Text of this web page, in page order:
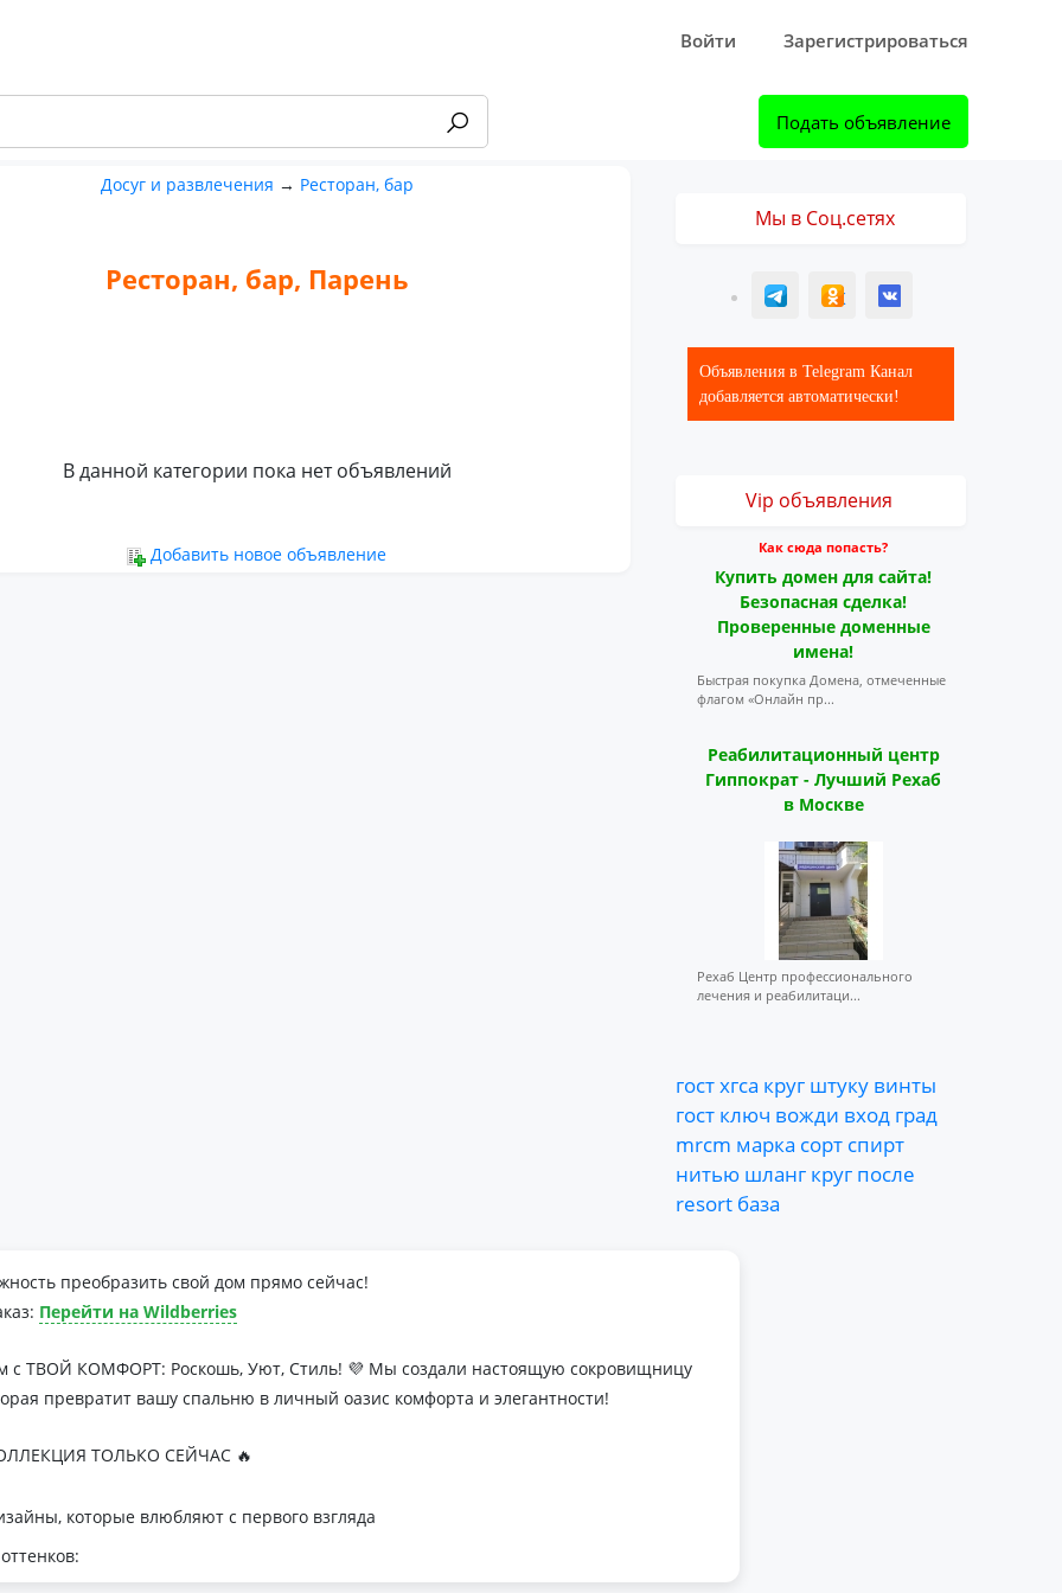
Войти Зарегистрироваться
Подать объявление
Досуг и развлечения → Ресторан, бар
Ресторан, бар, Парень
В данной категории пока нет объявлений
Добавить новое объявление
Мы в Соц.сетях
T ОК ВК
Объявления в Telegram Канал
добавляется автоматически!
Vip объявления
Как сюда попасть?
Купить домен для сайта!
Безопасная сделка!
Проверенные доменные
имена!
Быстрая покупка Домена, отмеченные
флагом «Онлайн пр...
Реабилитационный центр
Гиппократ - Лучший Рехаб
в Москве
Рехаб Центр профессионального
лечения и реабилитаци...
гостхгса круг штуку винты
гост ключ вожди вход град
mrcm марка сорт спирт
нитью шланг круг после
resort база
преобразить свой дом прямо сейчас!
Перейти на Wildberries
с ТВОЙ КОМФОРТ: Роскошь, Уют, Стиль! 💜 Мы создали настоящую сокровищницу
превратит вашу спальню в личный оазис комфорта и элегантности!
ТОЛЬКО СЕЙЧАС 🔥
которые влюбляют с первого взгляда